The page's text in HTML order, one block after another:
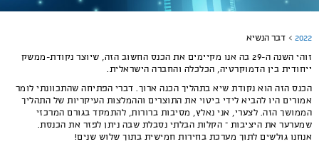
2022
דבר הנשיא
זוהי השנה ה-29 בה אנו מקיימים את הכנס החשוב הזה, שיוצר נקודת-ממשק
ייחודית בין הדמוקרטיה, הכלכלה והחברה הישראלית.
הכנס הזה הוא נקודת שיא בתהליך הכנה ארוך. דברי הפתיחה שהתכוונתי לומר
אמורים היו להביא לידי ביטוי את התוצרים וההמלצות העיקריות של התהליך
הממושך הזה. לצערי, אני נאלץ, מסיבות ברורות, להתמקד בגורם המרכזי
שמערער את היציבות – הקלות הבלתי נסבלת שבה ניתן לפזר את הכנסת.
אנחנו גולשים לתוך מערכת בחירות חמישית בתוך שלוש שנים!